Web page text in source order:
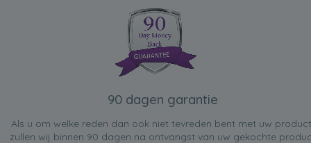
90 dagen garantie
Als u om welke reden dan ook niet tevreden bent met uw
zullen wij binnen 90 dagen na ontvangst van uw gekochte